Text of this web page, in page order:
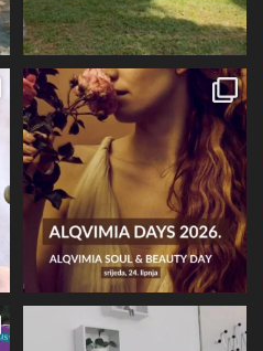
U srijedu 24.6 i četvrtak 25.6
Alqvimia store
16
BIOVITALIS® Antistresni inhalator -
super dodatak